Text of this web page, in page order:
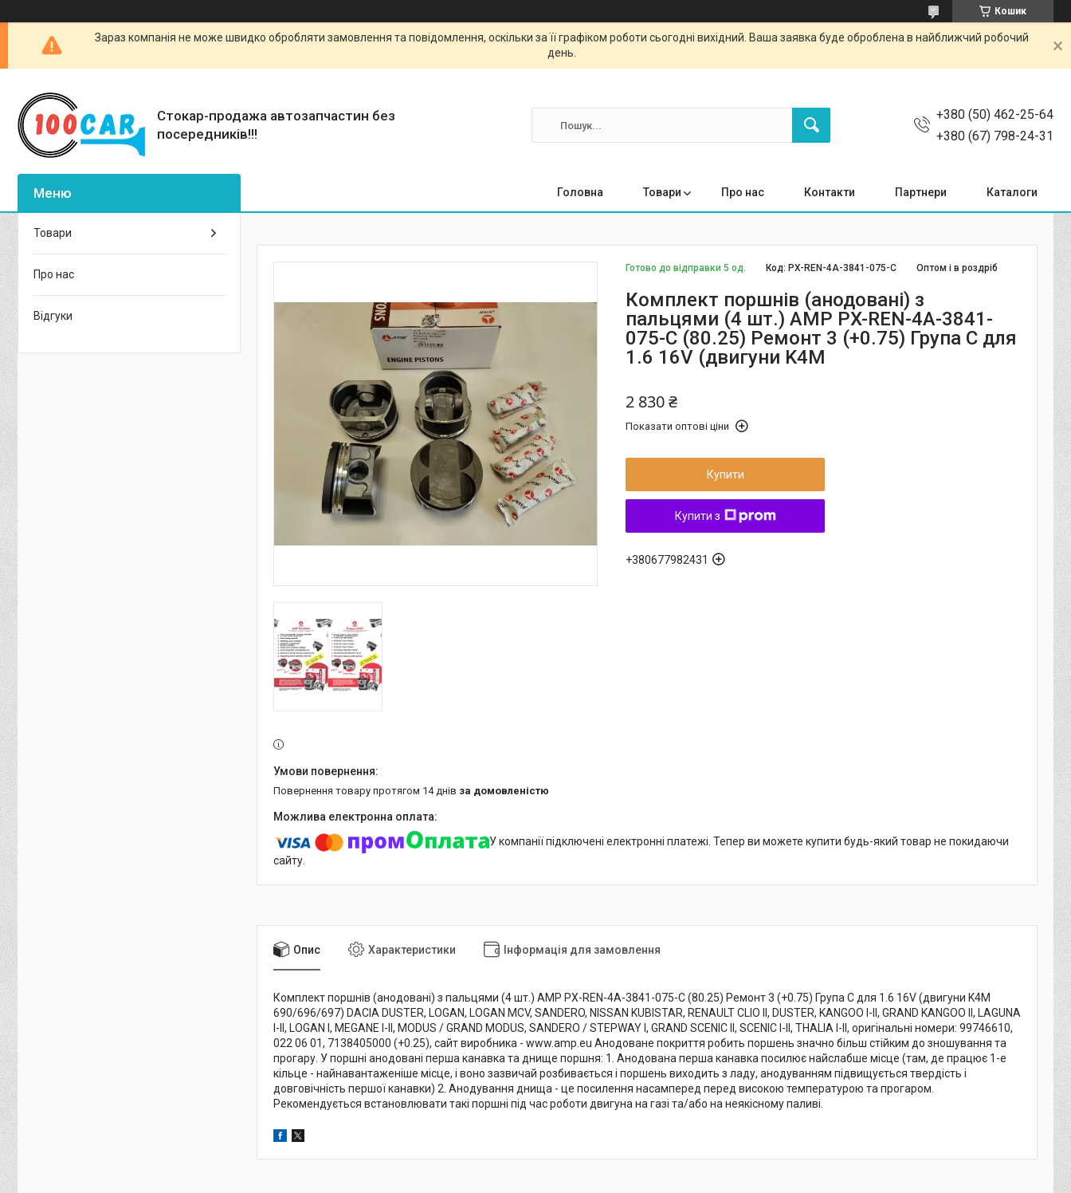
Кошик
Зараз компанія не може швидко обробляти замовлення та повідомлення, оскільки за її графіком роботи сьогодні вихідний. Ваша заявка буде оброблена в найближчий робочий
день.
Стокар-продажа автозапчастин без
посередників!!!
+380 (50) 462-25-64
+380 (67) 798-24-31
Головна Товари Про нас Контакти Партнери Каталоги
Готово до відправки 5 од. Оптом і в роздріб
Код: PX-REN-4A-3841-075-C
Комплект поршнів (анодовані) з
пальцями (4 шт.) AMP PX-REN-4A-3841-
075-C (80.25) Ремонт 3 (+0.75) Група C для
1.6 16V (двигуни K4M
2 830 ₴
Показати оптові ціни
Купити
Купити з
+380677982431
повернення товару протягом 14 днів за домовленістю
У компанії підключені електронні платежі. Тепер ви можете купити будь-який товар не покидаючи
сайту.
Опис Характеристики Інформація для замовлення
Комплект поршнів (анодовані) з пальцями (4 шт.) AMP PX-REN-4A-3841-075-C (80.25) Ремонт 3 (+0.75) Група C для 1.6 16V (двигуни K4M
690/696/697) DACIA DUSTER, LOGAN, LOGAN MCV, SANDERO, NISSAN KUBISTAR, RENAULT CLIO II, DUSTER, KANGOO I-II, GRAND KANGOO II, LAGUNA
I-II, LOGAN I, MEGANE I-II, MODUS / GRAND MODUS, SANDERO / STEPWAY I, GRAND SCENIC II, SCENIC I-II, THALIA I-II, оригінальні номери: 99746610,
022 06 01, 7138405000 (+0.25), сайт виробника - www.amp.eu Анодоване покриття робить поршень значно більш стійким до зношування та
прогару. У поршні анодовані перша канавка та днище поршня: 1. Анодована перша канавка посилює найслабше місце (там, де працює 1-е
кільце - найнавантаженіше місце, і воно зазвичай розбивається і поршень виходить з ладу, анодуванням підвищується твердість і
довговічність першої канавки) 2. Анодування днища - це посилення насамперед перед високою температурою та прогаром.
Рекомендується встановлювати такі поршні під час роботи двигуна на газі та/або на неякісному паливі.
Товари
Про нас
Відгуки